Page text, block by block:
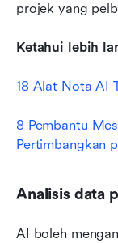
projek yang
Ketahui lebih
18 Alat Nota AI
8 Pembantu
Pertimbangkan
Analisis data
AI boleh